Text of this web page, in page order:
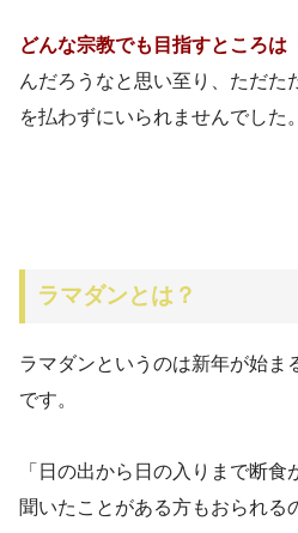
どんな宗教でも目指すところは
んだろうなと思い至り、ただた
を払わずにいられませんでした。
ラマダンとは？
ラマダンというのは新年が始ま
です。
「日の出から日の入りまで断
聞いたことがある方もおられる